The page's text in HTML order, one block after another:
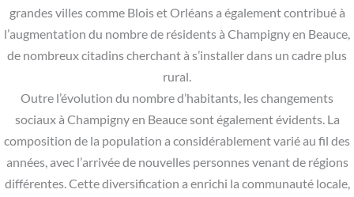
grandes villes comme Blois et Orléans a également contribué à
l’augmentation du nombre de résidents à Champigny en Beauce,
de nombreux citadins cherchant à s’installer dans un cadre plus
rural.
Outre l’évolution du nombre d’habitants, les changements
sociaux à Champigny en Beauce sont également évidents. La
composition de la population a considérablement varié au fil des
années, avec l’arrivée de nouvelles personnes venant de régions
différentes. Cette diversification a enrichi la communauté locale,